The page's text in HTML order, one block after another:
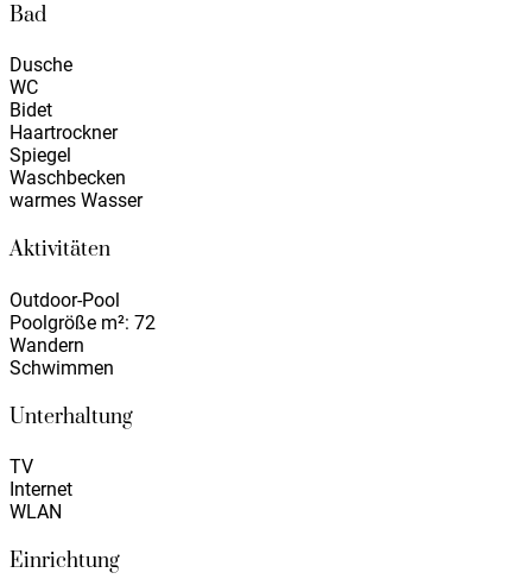
Bad
Dusche
WC
Bidet
Haartrockner
Spiegel
Waschbecken
warmes Wasser
Aktivitäten
Outdoor-Pool
Poolgröße m²: 72
Wandern
Schwimmen
Unterhaltung
TV
Internet
WLAN
Einrichtung